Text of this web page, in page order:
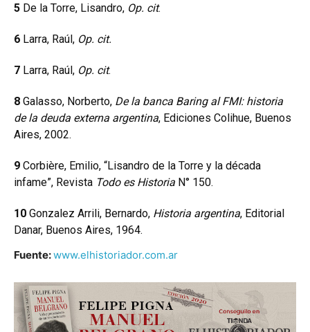
5 De la Torre, Lisandro, Op. cit.
6 Larra, Raúl, Op. cit.
7 Larra, Raúl, Op. cit.
8 Galasso, Norberto, De la banca Baring al FMI: historia
de la deuda externa argentina, Ediciones Colihue, Buenos
Aires, 2002.
9 Corbière, Emilio, “Lisandro de la Torre y la década
infame”, Revista Todo es Historia N° 150.
10 Gonzalez Arrili, Bernardo, Historia argentina, Editorial
Danar, Buenos Aires, 1964.
Fuente:www.elhistoriador.com.ar